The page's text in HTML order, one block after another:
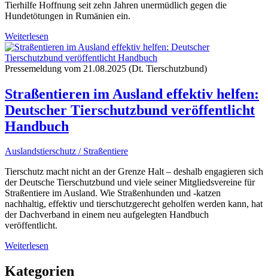
Tierhilfe Hoffnung seit zehn Jahren unermüdlich gegen die
Hundetötungen in Rumänien ein.
Weiterlesen
Pressemeldung vom 21.08.2025 (Dt. Tierschutzbund)
Straßentieren im Ausland effektiv helfen:
Deutscher Tierschutzbund veröffentlicht
Handbuch
Auslandstierschutz / Straßentiere
Tierschutz macht nicht an der Grenze Halt – deshalb engagieren sich
der Deutsche Tierschutzbund und viele seiner Mitgliedsvereine für
Straßentiere im Ausland. Wie Straßenhunden und -katzen
nachhaltig, effektiv und tierschutzgerecht geholfen werden kann, hat
der Dachverband in einem neu aufgelegten Handbuch
veröffentlicht.
Weiterlesen
Kategorien